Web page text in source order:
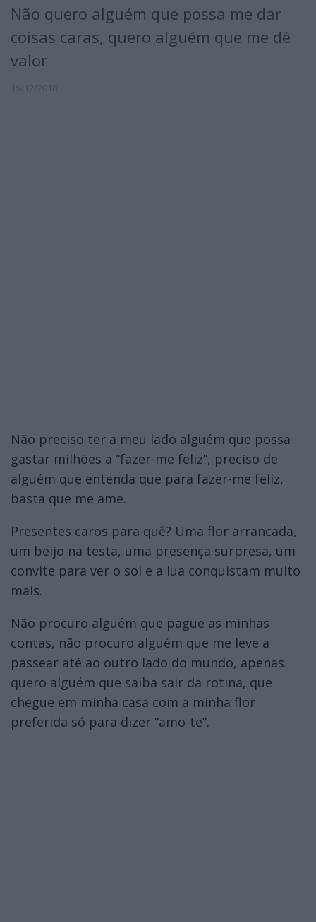
Não quero alguém que possa me dar
coisas caras, quero alguém que me dê
valor
Não preciso ter a meu lado alguém que possa
gastar milhões a “fazer-me feliz”, preciso de
alguém que entenda que para fazer-me feliz,
basta que me ame.
Presentes caros para quê? Uma flor arrancada,
um beijo na testa, uma presença surpresa, um
convite para ver o sol e a lua conquistam muito
mais.
Não procuro alguém que pague as minhas
contas, não procuro alguém que me leve a
passear até ao outro lado do mundo, apenas
quero alguém que saiba sair da rotina, que
chegue em minha casa com a minha flor
preferida só para dizer “amo-te”.